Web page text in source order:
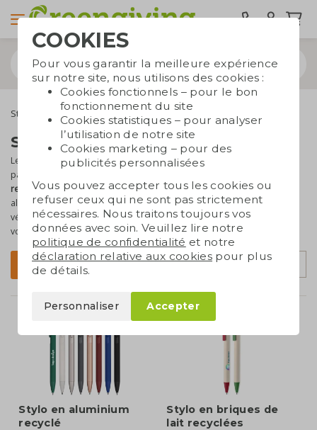
Stylos Stylos recyclés
Stylos recyclés personnalisés
Les stylos restent descadeaux intemporels et efficaces
page, vous trouverez des stylos fabriqués à partir de
recyclés, comme des bouteilles en plastique, des briques
alimentaires ou même du marc de café. Parfaits pour raconter une
véritable histoire durable. Et avecvotre logo ou message imprimé
vous obtenez un résultat aussi percutant que responsable !
Filtrer Trier par
recommandé
Stylo en aluminium
recyclé
Stylo en briques de
lait recyclées
COOKIES
Pour vous garantir la meilleure expérience
sur notre site, nous utilisons des cookies :
Cookies fonctionnels – pour le bon
fonctionnement du site
Cookies statistiques – pour analyser
l’utilisation de notre site
Cookies marketing – pour des
publicités personnalisées
Vous pouvez accepter tous les cookies ou
refuser ceux qui ne sont pas strictement
nécessaires. Nous traitons toujours vos
données avec soin. Veuillez lire notre
politique de confidentialité et notre
déclaration relative aux cookies pour plus
de détails.
Personnaliser Accepter